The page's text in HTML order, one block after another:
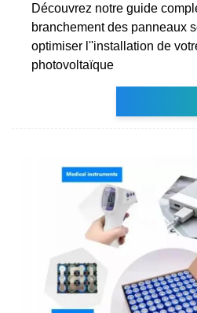
Découvrez notre guide
branchement des panneaux
optimiser l''installation de
photovoltaïque